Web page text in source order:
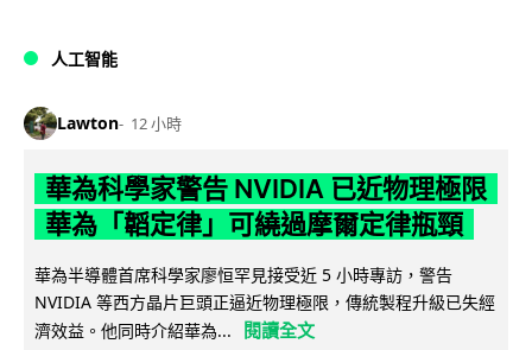
人工智能
Lawton 12 小時
華為科學家警告 NVIDIA 已近物理極限
華為「韜定律」可繞過摩爾定律瓶頸
華為半導體首席科學家廖恒罕見接受近 5 小時專訪，警告
NVIDIA 等西方晶片巨頭正逼近物理極限，傳統製程升級已失經
濟效益。他同時介紹華為...
閱讀全文